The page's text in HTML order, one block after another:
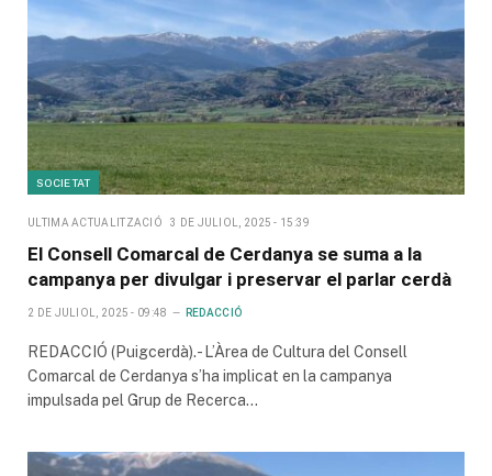
SOCIETAT
ULTIMA ACTUALITZACIÓ 3 DE JULIOL, 2025 - 15:39
El Consell Comarcal de Cerdanya se suma a la
campanya per divulgar i preservar el parlar cerdà
2 DE JULIOL, 2025 - 09:48 REDACCIÓ
REDACCIÓ (Puigcerdà).- L’Àrea de Cultura del Consell
Comarcal de Cerdanya s’ha implicat en la campanya
impulsada pel Grup de Recerca…